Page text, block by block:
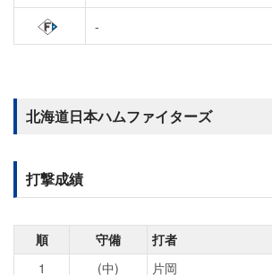
-
北海道日本ハムファイターズ
打撃成績
順 守備 打者
1
(中) 片岡